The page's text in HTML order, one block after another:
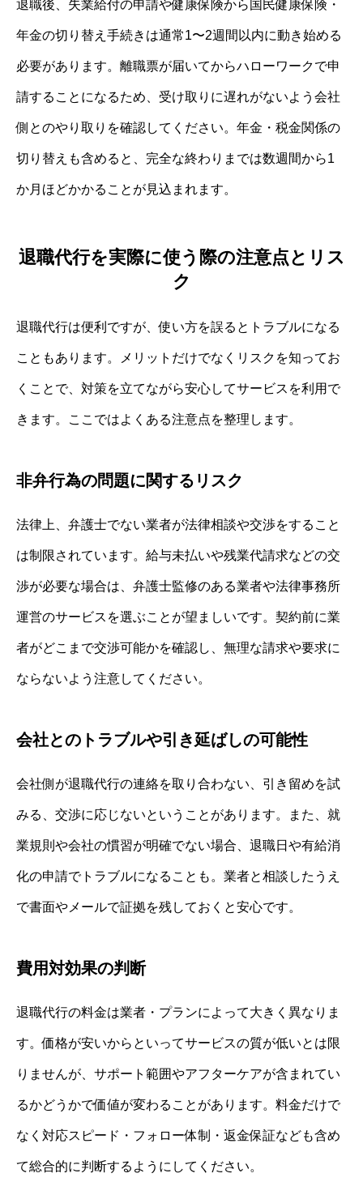
退職後、失業給付の申請や健康保険から国民健康保険・
年金の切り替え手続きは通常1〜2週間以内に動き始める
必要があります。離職票が届いてからハローワークで申
請することになるため、受け取りに遅れがないよう会社
側とのやり取りを確認してください。年金・税金関係の
切り替えも含めると、完全な終わりまでは数週間から1
か月ほどかかることが見込まれます。
退職代行を実際に使う際の注意点とリス
ク
退職代行は便利ですが、使い方を誤るとトラブルになる
こともあります。メリットだけでなくリスクを知ってお
くことで、対策を立てながら安心してサービスを利用で
きます。ここではよくある注意点を整理します。
非弁行為の問題に関するリスク
法律上、弁護士でない業者が法律相談や交渉をすること
は制限されています。給与未払いや残業代請求などの交
渉が必要な場合は、弁護士監修のある業者や法律事務所
運営のサービスを選ぶことが望ましいです。契約前に業
者がどこまで交渉可能かを確認し、無理な請求や要求に
ならないよう注意してください。
会社とのトラブルや引き延ばしの可能性
会社側が退職代行の連絡を取り合わない、引き留めを試
みる、交渉に応じないということがあります。また、就
業規則や会社の慣習が明確でない場合、退職日や有給消
化の申請でトラブルになることも。業者と相談したうえ
で書面やメールで証拠を残しておくと安心です。
費用対効果の判断
退職代行の料金は業者・プランによって大きく異なりま
す。価格が安いからといってサービスの質が低いとは限
りませんが、サポート範囲やアフターケアが含まれてい
るかどうかで価値が変わることがあります。料金だけで
なく対応スピード・フォロー体制・返金保証なども含め
て総合的に判断するようにしてください。